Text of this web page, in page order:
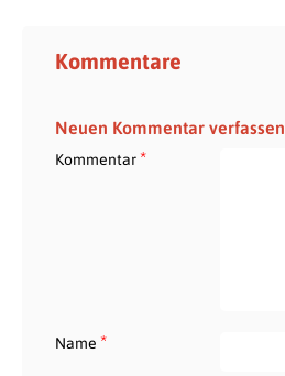
Kommentare
Neuen Kommentar verfassen
Kommentar*
Name *